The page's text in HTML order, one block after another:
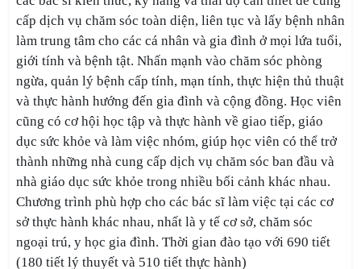
cấp dịch vụ chăm sóc toàn diện, liên tục và lấy bệnh nhân
làm trung tâm cho các cá nhân và gia đình ở mọi lứa tuổi,
giới tính và bệnh tật. Nhấn mạnh vào chăm sóc phòng
ngừa, quản lý bệnh cấp tính, mạn tính, thực hiện thủ thuật
và thực hành hướng đến gia đình và cộng đồng. Học viên
cũng có cơ hội học tập và thực hành về giao tiếp, giáo
dục sức khỏe và làm việc nhóm, giúp học viên có thể trở
thành những nhà cung cấp dịch vụ chăm sóc ban đầu và
nhà giáo dục sức khỏe trong nhiều bối cảnh khác nhau.
Chương trình phù hợp cho các bác sĩ làm việc tại các cơ
sở thực hành khác nhau, nhất là y tế cơ sở, chăm sóc
ngoại trú, y học gia đình. Thời gian đào tạo với 690 tiết
(180 tiết lý thuyết và 510 tiết thực hành)